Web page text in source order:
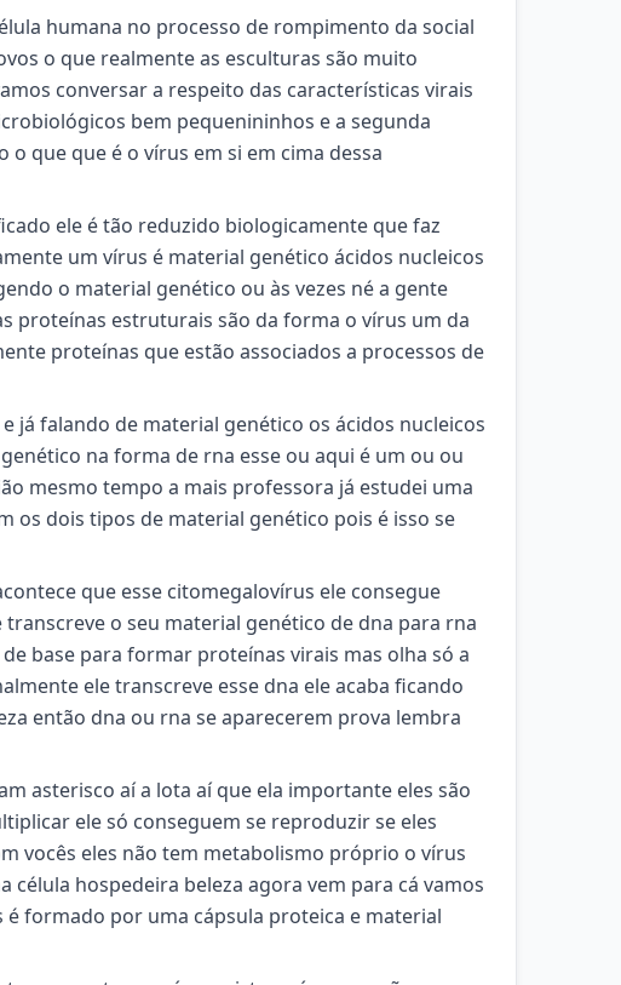
humana no processo de rompimento da social
o que realmente as esculturas são muito
conversar a respeito das características virais
bem pequenininhos e a segunda
que que é o vírus em si em cima dessa
ele é tão reduzido biologicamente que faz
um vírus é material genético ácidos nucleicos
o material genético ou às vezes né a gente
proteínas estruturais são da forma o vírus um da
proteínas que estão associados a processos de
já falando de material genético os ácidos nucleicos
na forma de rna esse ou aqui é um ou ou
mesmo tempo a mais professora já estudei uma
os dois tipos de material genético pois é isso se
que esse citomegalovírus ele consegue
o seu material genético de dna para rna
base para formar proteínas virais mas olha só a
ele transcreve esse dna ele acaba ficando
então dna ou rna se aparecerem prova lembra
asterisco aí a lota aí que ela importante eles são
ele só conseguem se reproduzir se eles
vocês eles não tem metabolismo próprio o vírus
hospedeira beleza agora vem para cá vamos
formado por uma cápsula proteica e material